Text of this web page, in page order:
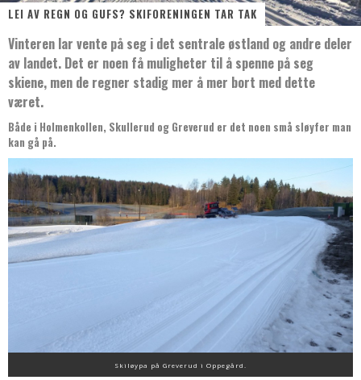
LEI AV REGN OG GUFS? SKIFORENINGEN TAR TAK
Vinteren lar vente på seg i det sentrale østland og andre deler
av landet. Det er noen få muligheter til å spenne på seg
skiene, men de regner stadig mer å mer bort med dette
været.
Både i Holmenkollen, Skullerud og Greverud er det noen små sløyfer man
kan gå på.
Skiløypa på Greverud i Oppegård.